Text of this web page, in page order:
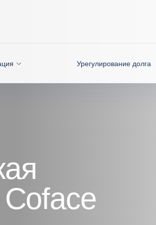
Урегулирование долга